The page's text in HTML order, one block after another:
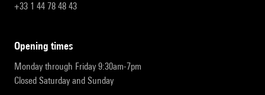
+33 1 44 78 48 43
opening times
Monday through Friday 9:30am-7pm
Closed Saturday and Sunday